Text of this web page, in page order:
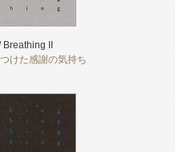
Breathing II
けた感謝の気持ち